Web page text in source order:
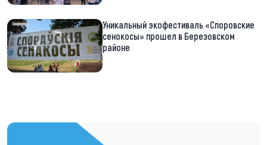
Уникальный экофестиваль «Споровские
сенокосы» прошел в Березовском
районе
https://t.me/minskctvby